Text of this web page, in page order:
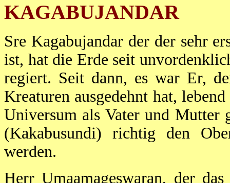
KAGABUJANDAR
Sre Kagabujandar der der sehr
ist, hat die Erde seit
regiert. Seit dann, es war Er,
Kreaturen ausgedehnt hat,
Universum als Vater und Mutter
(Kakabusundi) richtig den
werden.
Herr Umaamageswaran, der